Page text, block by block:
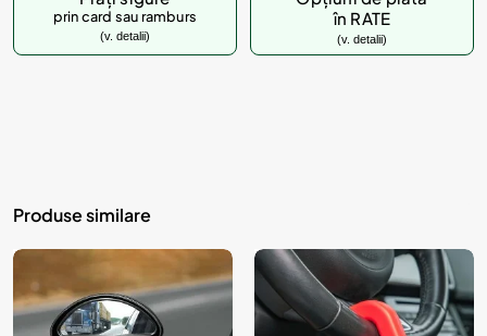
prin card sau ramburs
(v. detalii)
în RATE
(v. detalii)
Produse similare